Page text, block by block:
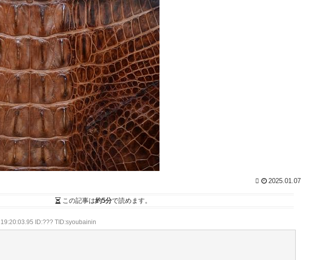
昇を上回る賃上げを日本
月給3.51％増へ 人事院の
(8/8 17:04)
のだが、 どうやらぬこぬ
らしく・・・【再】 / ま
る刀落としたんですよ /
いです」「実は才能があ
向です」 / まとめる
さえあれば男はいくらで
る」 / 2chまとめアンテ
お〇ぱいデカ過ぎて制服
2chまとめアンテナ！
田正尚にOPSを抜かれる /
に、家族が猛反対。家族
出した… 他 / 2chnaviヘッ
【今はやってない】審判への性接待疑惑…韓国サッ
カー協会が声明「現在は一切発生していない」 / 5chま
とめMAP(総合)
アニメ業界「助けて！原作が枯渇してるの！」←い
や既存作品の2期やったら良いよね？ / 5chまとめ
MAP(総合) NEW!
【日常に潜む恐怖】部屋の壁紙をめくると・・・。 /
おまとめアンテナ
【参考動画】もう残さない！マヨネーズを“完全使い
切り”する神テクまとめ / おまとめアンテナ
14:48)
週刊少年ジャンプ、発行部数100万部を初めて割る /
おまとめアンテナ
予定日10日過ぎて帝王切開したら、病院のおばちゃ
んに『楽でいいわねー切るだけで済んで』と言われ、
野良妊婦認定までされた話 / おまとめアンテナ
(8/8 12:27)
TOKYO 8月8日昼・夜公演セットリスト / おまとめア
2025.01.07
この記事は約5分で読めます。
ID:??? TID:syoubainin